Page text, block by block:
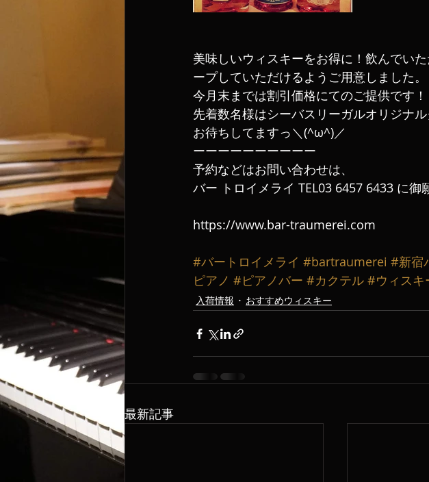
美味しいウィスキーをお得に！飲んでい
ープしていただけるようご用意しました。
今月末までは割引価格にてのご提供です！
先着数名様はシーバスリーガルオリジナル
お待ちしてますっ＼(^ω^)／
ーーーーーーーーーー
予約などはお問い合わせは、
バー トロイメライ TEL03 6457 6433 に御
https://www.bar-traumerei.com
#バートロイメライ #bartraumerei #新宿
ピアノ #ピアノバー #カクテル #ウィスキ
入荷情報 おすすめウィスキー
最新記事